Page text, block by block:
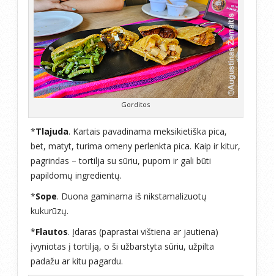
Gorditos
*Tlajuda. Kartais pavadinama meksikietiška pica,
bet, matyt, turima omeny perlenkta pica. Kaip ir kitur,
pagrindas – tortilja su sūriu, pupom ir gali būti
papildomų ingredientų.
*Sope. Duona gaminama iš nikstamalizuotų
kukurūzų.
*Flautos. Įdaras (paprastai vištiena ar jautiena)
įvyniotas į tortilją, o ši užbarstyta sūriu, užpilta
padažu ar kitu pagardu.